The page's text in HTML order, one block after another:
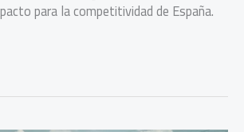
para la competitividad de España.